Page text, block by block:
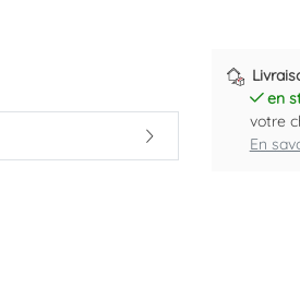
en
votre
En